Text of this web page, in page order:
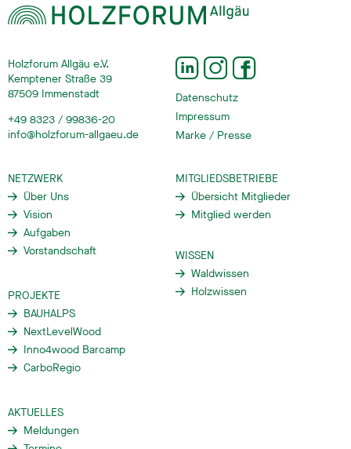
Holzforum Allgäu e.V.
Kemptener Straße 39
87509 Immenstadt
+49 8323 / 99836-20
info@holzforum-allgaeu.de
Datenschutz
Impressum
Marke / Presse
NETZWERK
Über Uns
Vision
Aufgaben
Vorstandschaft
MITGLIEDSBETRIEBE
Übersicht Mitglieder
Mitglied werden
WISSEN
Waldwissen
Holzwissen
PROJEKTE
BAUHALPS
NextLevelWood
Inno4wood Barcamp
CarboRegio
AKTUELLES
Meldungen